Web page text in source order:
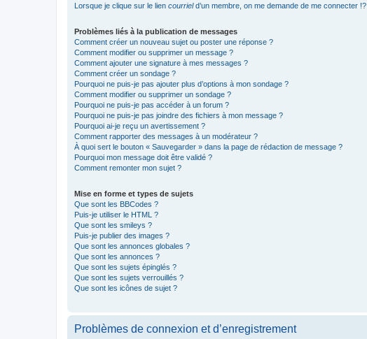
Lorsque je clique sur le lien courrield’un membre, on me demande de me connecter !?
Problèmes liés à la publication de messages
Comment créer un nouveau sujet ou poster une réponse ?
Comment modifier ou supprimer un message ?
Comment ajouter une signature à mes messages ?
Comment créer un sondage ?
Pourquoi ne puis-je pas ajouter plus d’options à mon sondage ?
Comment modifier ou supprimer un sondage ?
Pourquoi ne puis-je pas accéder à un forum ?
Pourquoi ne puis-je pas joindre des fichiers à mon message ?
Pourquoi ai-je reçu un avertissement ?
Comment rapporter des messages à un modérateur ?
À quoi sert le bouton « Sauvegarder » dans la page de rédaction de message ?
Pourquoi mon message doit être validé ?
Comment remonter mon sujet ?
Mise en forme et types de sujets
Que sont les BBCodes ?
Puis-je utiliser le HTML ?
Que sont les smileys ?
Puis-je publier des images ?
Que sont les annonces globales ?
Que sont les annonces ?
Que sont les sujets épinglés ?
Que sont les sujets verrouillés ?
Que sont les icônes de sujet ?
Problèmes de connexion et d’enregistrement